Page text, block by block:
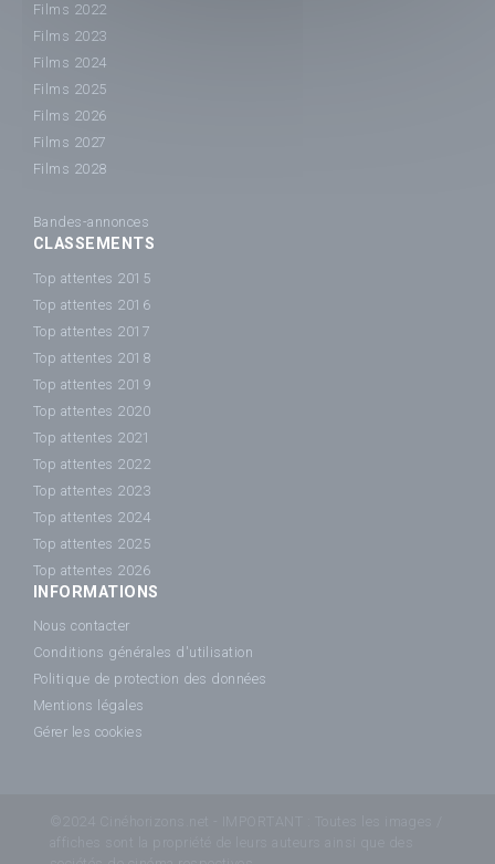
Films 2022
Films 2023
Films 2024
Films 2025
Films 2026
Films 2027
Films 2028
Bandes-annonces
CLASSEMENTS
Top attentes 2015
Top attentes 2016
Top attentes 2017
Top attentes 2018
Top attentes 2019
Top attentes 2020
Top attentes 2021
Top attentes 2022
Top attentes 2023
Top attentes 2024
Top attentes 2025
Top attentes 2026
INFORMATIONS
Nous contacter
Conditions générales d'utilisation
Politique de protection des données
Mentions légales
Gérer les cookies